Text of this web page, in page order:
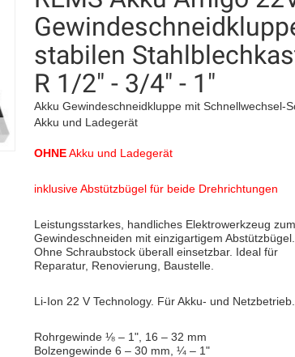
stabilen
R 1/2" - 3/4" - 1"
Akku Gewindeschneidkluppe mit Schnellwechsel-
Akku und Ladegerät
OHNEAkku und Ladegerät
inklusive Abstützbügel für beide Drehrichtungen
Leistungsstarkes, handliches Elektrowerkzeug zum
Gewindeschneiden mit einzigartigem Abstützbügel.
Ohne Schraubstock überall einsetzbar. Ideal für
Reparatur, Renovierung, Baustelle.
Li-Ion 22 V Technology. Für Akku- und Netzbetrieb.
Rohrgewinde ⅛ – 1", 16 – 32 mm
Bolzengewinde 6 – 30 mm, ¼ – 1"